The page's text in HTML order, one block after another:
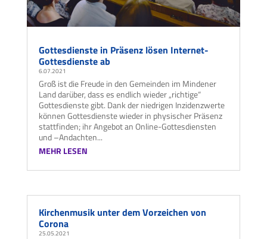
Gottesdienste in Präsenz lösen Internet-
Gottesdienste ab
6.07.2021
Groß ist die Freude in den Gemeinden im Mindener
Land darüber, dass es endlich wieder „richtige“
Gottesdienste gibt. Dank der niedrigen Inzidenzwerte
können Gottesdienste wieder in physischer Präsenz
stattfinden; ihr Angebot an Online-Gottesdiensten
und –Andachten...
MEHR LESEN
Kirchenmusik unter dem Vorzeichen von
Corona
25.05.2021